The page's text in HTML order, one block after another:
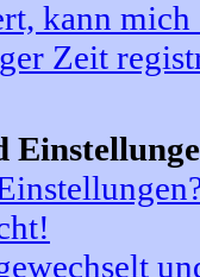
kann
Zeit